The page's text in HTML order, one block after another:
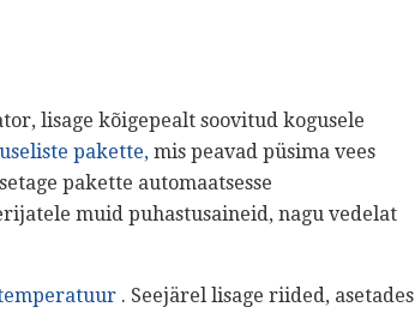
lisage kõigepealt soovitud kogusele
pakette, mis peavad püsima vees
pakette automaatsesse
muid puhastusaineid, nagu vedelat
. Seejärel lisage riided, asetades